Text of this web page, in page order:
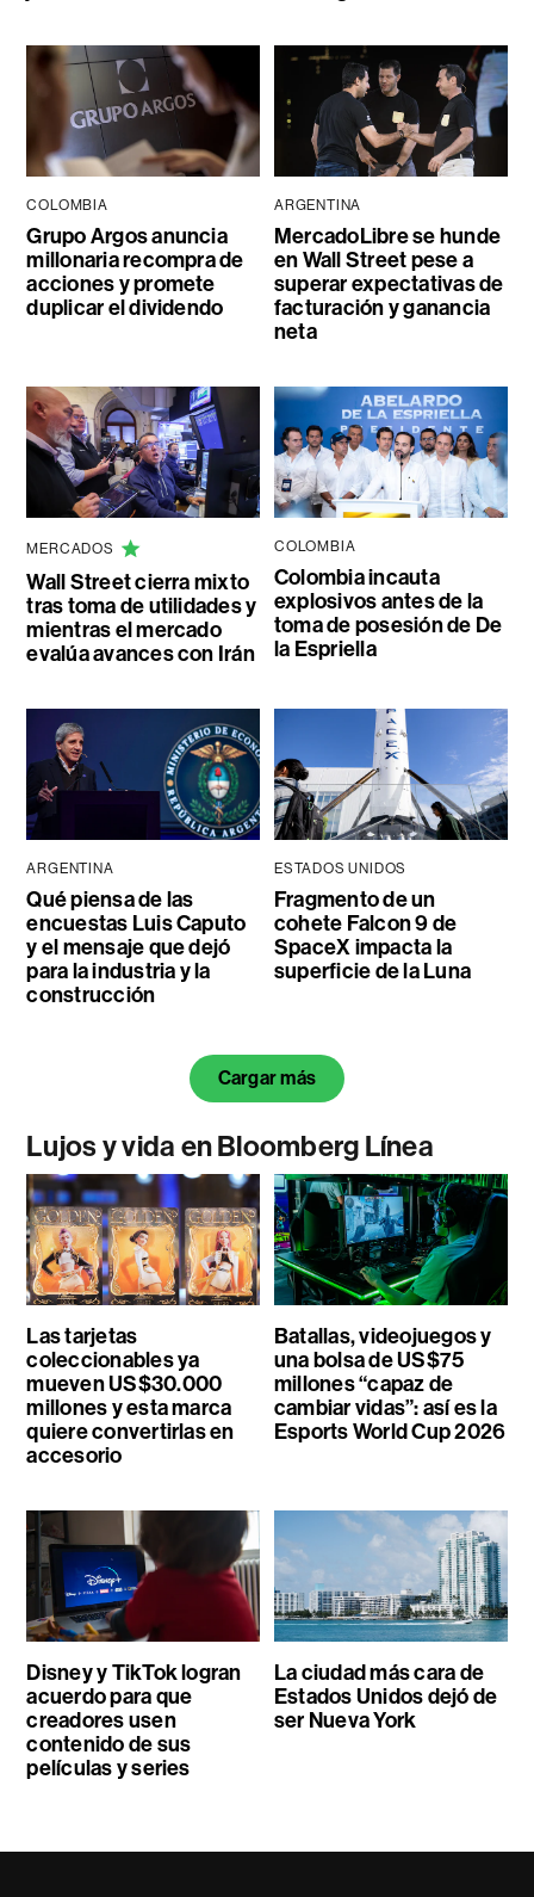
COLOMBIA
Grupo Argos anuncia
millonaria recompra de
acciones y promete
duplicar el dividendo
ARGENTINA
MercadoLibre se hunde
en Wall Street pese a
superar expectativas de
facturación y ganancia
neta
MERCADOS
Wall Street cierra mixto
tras toma de utilidades y
mientras el mercado
evalúa avances con Irán
COLOMBIA
Colombia incauta
explosivos antes de la
toma de posesión de De
la Espriella
ARGENTINA
Qué piensa de las
encuestas Luis Caputo
y el mensaje que dejó
para la industria y la
construcción
ESTADOS UNIDOS
Fragmento de un
cohete Falcon 9 de
SpaceX impacta la
superficie de la Luna
Cargar más
Lujos y vida en Bloomberg Línea
Las tarjetas
coleccionables ya
mueven US$30.000
millones y esta marca
quiere convertirlas en
accesorio
Batallas, videojuegos y
una bolsa de US$75
millones “capaz de
cambiar vidas”: así es la
Esports World Cup 2026
Disney y TikTok logran
acuerdo para que
creadores usen
contenido de sus
películas y series
La ciudad más cara de
Estados Unidos dejó de
ser Nueva York